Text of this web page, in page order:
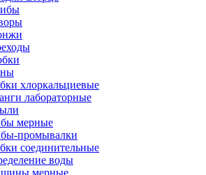
хлоркальциевые
лабораторные
мерные
промывалки
соединительные
воды
мерные